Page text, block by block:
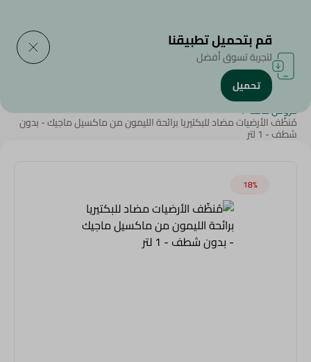
الرئيسية/المنظفات
عروض عامة/
مُنظّف الأرضيات مضاد للبكتيريا برائحة الليمون من ماكسيل ماجيك - بدون
شطف - 1 لتر
18‎%‎
قم بتحميل تطبيقنا
لتجربة تسوق أفضل
تحميل